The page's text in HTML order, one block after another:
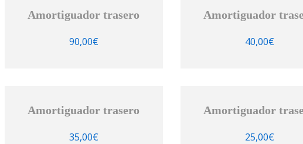
Amortiguador trasero
90,00€
Amortiguador
40,00€
Amortiguador trasero
35,00€
Amortiguador
25,00€